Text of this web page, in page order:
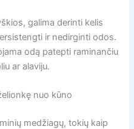
galima derinti kelis
ir nedirginti odos.
odą patepti raminančiu
ar alaviju.
nuo kūno
medžiagų, tokių kaip